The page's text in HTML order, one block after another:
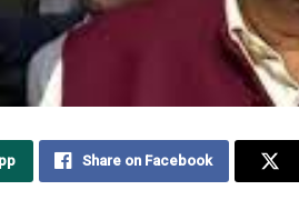
Share on Facebook